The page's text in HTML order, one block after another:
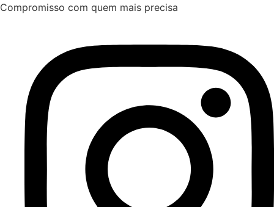
Ir
Compromisso com quem mais precisa